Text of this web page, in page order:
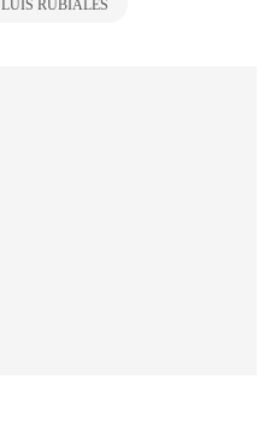
LUIS RUBIALES